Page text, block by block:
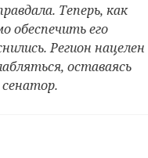
Теперь, как
обеспечить его
Регион
оставаясь